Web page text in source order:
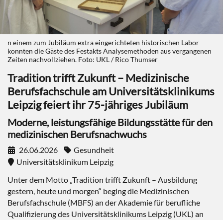
n einem zum Jubiläum extra eingerichteten historischen Labor
konnten die Gäste des Festakts Analysemethoden aus vergangenen
Zeiten nachvollziehen. Foto: UKL / Rico Thumser
Tradition trifft Zukunft – Medizinische
Berufsfachschule am Universitätsklinikums
Leipzig feiert ihr 75-jähriges Jubiläum
Moderne, leistungsfähige Bildungsstätte für den
medizinischen Berufsnachwuchs
26.06.2026
Gesundheit
Universitätsklinikum Leipzig
Unter dem Motto „Tradition trifft Zukunft – Ausbildung
gestern, heute und morgen“ beging die Medizinischen
Berufsfachschule (MBFS) an der Akademie für berufliche
Qualifizierung des Universitätsklinikums Leipzig (UKL) an